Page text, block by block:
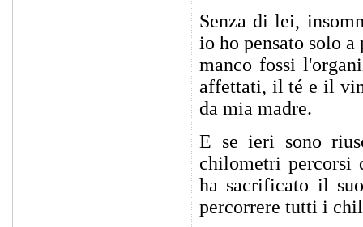
Senza di lei,
io ho pensato solo
manco fossi
affettati, il té e il vin
da mia madre.
E se ieri sono
chilometri percorsi
ha sacrificato il
percorrere tutti i